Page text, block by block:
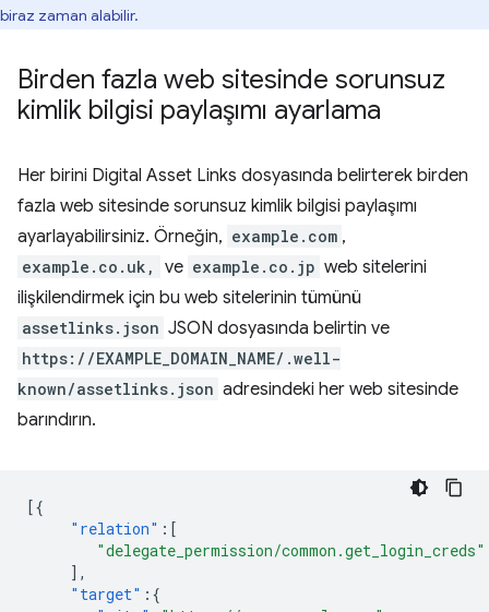
biraz zaman alabilir.
Birden fazla web sitesinde sorunsuz
kimlik bilgisi paylaşımı ayarlama
Her birini Digital Asset Links dosyasında belirterek birden
fazla web sitesinde sorunsuz kimlik bilgisi paylaşımı
ayarlayabilirsiniz. Örneğin, example.com ,
example.co.uk, ve example.co.jp web sitelerini
ilişkilendirmek için bu web sitelerinin tümünü
assetlinks.json JSON dosyasında belirtin ve
https://EXAMPLE_DOMAIN_NAME/.well-
known/assetlinks.json adresindeki her web sitesinde
barındırın.
[{
"relation" :[
"delegate_permission/common.get_login_creds"
],
"target" :{